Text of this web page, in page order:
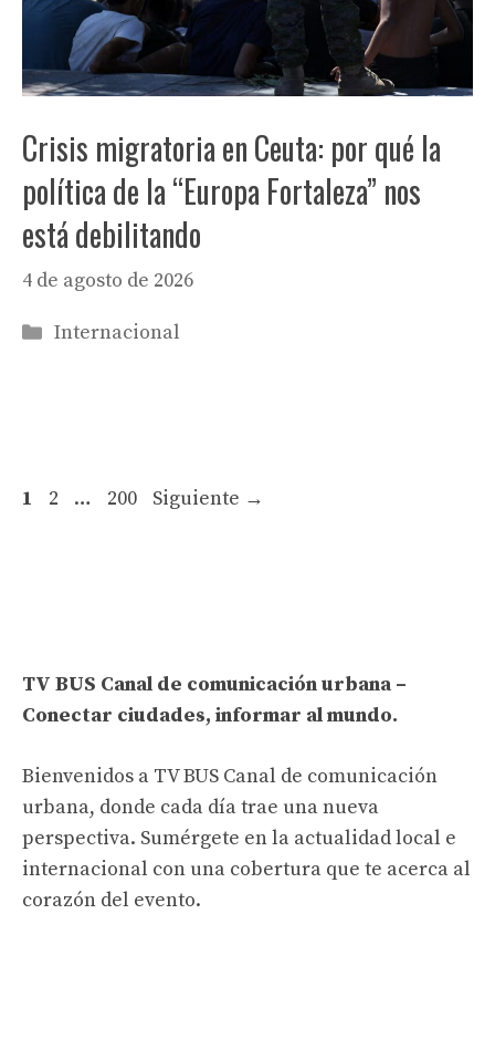
Crisis migratoria en Ceuta: por qué la
política de la “Europa Fortaleza” nos
está debilitando
4 de agosto de 2026
Categorías
Internacional
Página
1 Página
2 … Página
200 Siguiente →
TV BUS Canal de comunicación urbana –
Conectar ciudades, informar al mundo.
Bienvenidos a TV BUS Canal de comunicación
urbana, donde cada día trae una nueva
perspectiva. Sumérgete en la actualidad local e
internacional con una cobertura que te acerca al
corazón del evento.